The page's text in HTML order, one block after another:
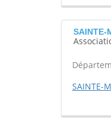
SAINTE-
SAINTE-